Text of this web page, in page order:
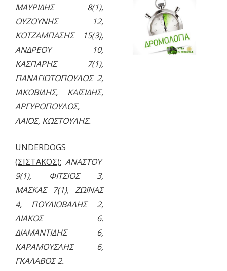
ΜΑΥΡΙΔΗΣ 8(1),
ΟΥΖΟΥΝΗΣ 12,
ΚΟΤΖΑΜΠΑΣΗΣ 15(3),
ΑΝΔΡΕΟΥ 10,
ΚΑΣΠΑΡΗΣ 7(1),
ΠΑΝΑΓΙΩΤΟΠΟΥΛΟΣ 2,
ΙΑΚΩΒΙΔΗΣ, ΚΑΪΣΙΔΗΣ,
ΑΡΓΥΡΟΠΟΥΛΟΣ,
ΛΑΪΟΣ, ΚΩΣΤΟΥΛΗΣ.
UNDERDOGS
(ΣΙΣΤΑΚΟΣ): ΑΝΑΣΤΟΥ
9(1), ΦΙΤΣΙΟΣ 3,
ΜΑΣΚΑΣ 7(1), ΖΩΪΝΑΣ
4, ΠΟΥΛΙΟΒΑΛΗΣ 2,
ΛΙΑΚΟΣ 6.
ΔΙΑΜΑΝΤΙΔΗΣ 6,
ΚΑΡΑΜΟΥΣΛΗΣ 6,
ΓΚΑΛΑΒΟΣ 2.